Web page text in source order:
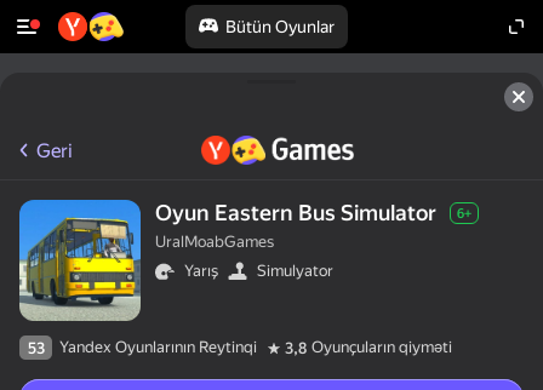
Bütün Oyunlar
Geri
Oyun Eastern Bus Simulator 6+
UralMoabGames
Yarış
Simulyator
53 Yandex Oyunlarının Reytinqi 3,8 Oyunçuların qiyməti